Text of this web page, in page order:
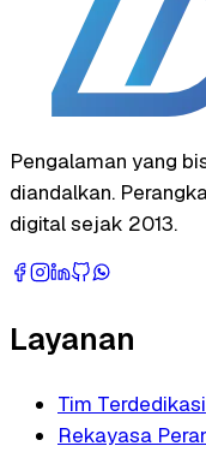
Pengalaman yang
diandalkan.
digital sejak 2013.
Layanan
Tim Terdedikasi
Rekayasa